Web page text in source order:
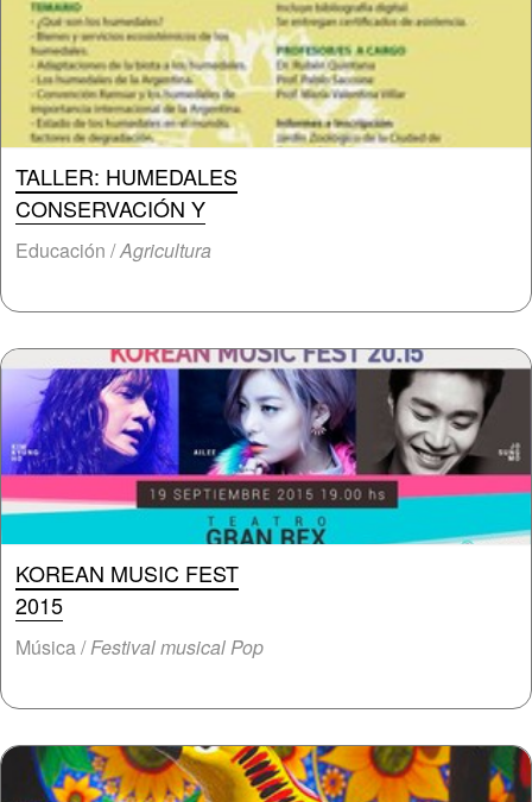
TALLER: HUMEDALES
CONSERVACIÓN Y
Educación /Agricultura
KOREAN MUSIC FEST
2015
Música /Festival musical Pop